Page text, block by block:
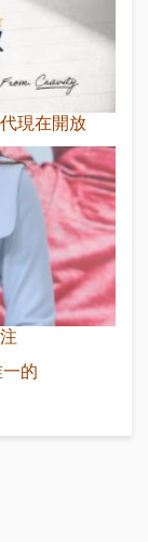
現在開放
的